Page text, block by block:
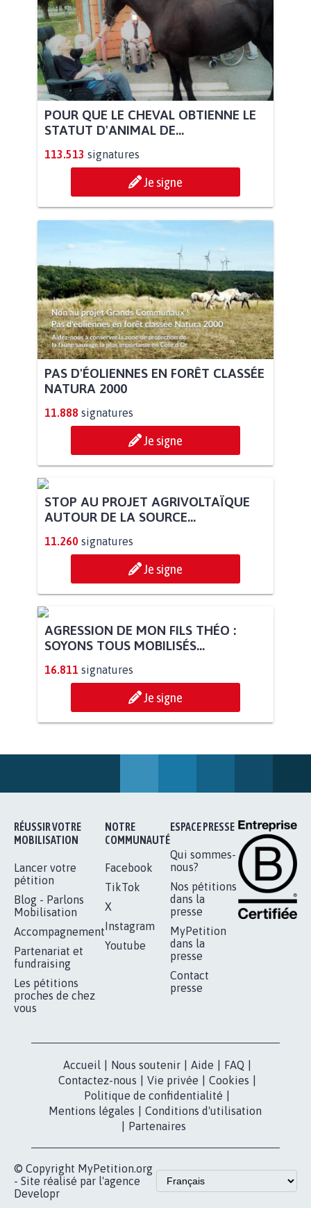
POUR QUE LE CHEVAL OBTIENNE LE
STATUT D'ANIMAL DE...
113.513 signatures
Je signe
PAS D'ÉOLIENNES EN FORÊT CLASSÉE
NATURA 2000
11.888 signatures
Je signe
STOP AU PROJET AGRIVOLTAÏQUE
AUTOUR DE LA SOURCE...
11.260 signatures
Je signe
AGRESSION DE MON FILS THÉO :
SOYONS TOUS MOBILISÉS...
16.811 signatures
Je signe
RÉUSSIR VOTRE
Mobilisation
Accompagnement
NOTRE
COMMUNAUTÉ
Facebook
TikTok
X
Instagram
ESPACE PRESSE
Qui sommes-
nous?
Nos pétitions
presse
MyPetition